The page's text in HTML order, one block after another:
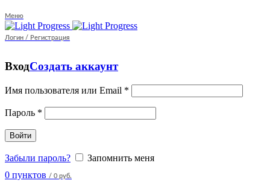
Меню
Логин / Регистрация
ВходСоздать аккаунт
Имя пользователя или Email *
Пароль *
Войти
Забыли пароль?
Запомнить меня
0 пунктов / 0 руб.